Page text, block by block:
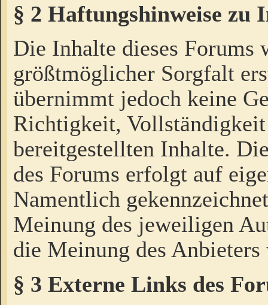
§ 2 Haftungshinweise zu
Die Inhalte dieses Forums
größtmöglicher Sorgfalt
übernimmt jedoch keine
Richtigkeit,
bereitgestellten Inhalte.
des Forums erfolgt auf
Namentlich
Meinung des jeweiligen
die Meinung des Anbieters
§ 3 Externe Links des